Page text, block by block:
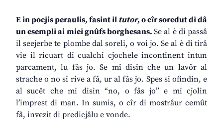
E in pocjis peraulis, fasint il tutor, o cîr soredut di dâ
un esempli ai miei gnûfs borghesans.Se al è di passâ
il seejerbe te plombe dal soreli, o voi jo. Se al è di tirâ
vie il ricuart di cualchi cjochele incontinent intun
parcament, lu fâs jo. Se mi disin che un lavôr al
strache o no si rive a fâ, ur al fâs jo. Spes si ofindin, e
al sucêt che mi disin “no, o fâs jo” e mi cjolin
l’imprest di man. In sumis, o cîr di mostrâur cemût
fâ, invezit di predicjâlu e vonde.